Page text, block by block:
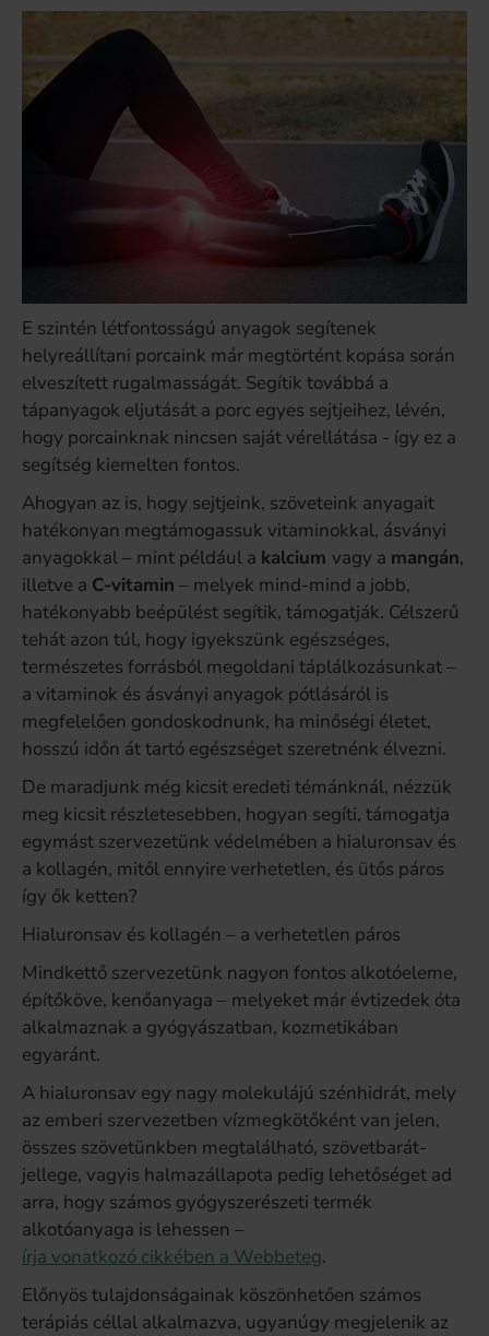
E szintén létfontosságú anyagok segítenek
helyreállítani porcaink már megtörtént kopása során
elveszített rugalmasságát. Segítik továbbá a
tápanyagok eljutását a porc egyes sejtjeihez, lévén,
hogy porcainknak nincsen saját vérellátása - így ez a
segítség kiemelten fontos.
Ahogyan az is, hogy sejtjeink, szöveteink anyagait
hatékonyan megtámogassuk vitaminokkal, ásványi
anyagokkal – mint például a kalcium vagy a mangán,
illetve a C-vitamin – melyek mind-mind a jobb,
hatékonyabb beépülést segítik, támogatják. Célszerű
tehát azon túl, hogy igyekszünk egészséges,
természetes forrásból megoldani táplálkozásunkat –
a vitaminok és ásványi anyagok pótlásáról is
megfelelően gondoskodnunk, ha minőségi életet,
hosszú időn át tartó egészséget szeretnénk élvezni.
De maradjunk még kicsit eredeti témánknál, nézzük
meg kicsit részletesebben, hogyan segíti, támogatja
egymást szervezetünk védelmében a hialuronsav és
a kollagén, mitől ennyire verhetetlen, és ütős páros
így ők ketten?
Hialuronsav és kollagén – a verhetetlen páros
Mindkettő szervezetünk nagyon fontos alkotóeleme,
építőköve, kenőanyaga – melyeket már évtizedek óta
alkalmaznak a gyógyászatban, kozmetikában
egyaránt.
A hialuronsav egy nagy molekulájú szénhidrát, mely
az emberi szervezetben vízmegkötőként van jelen,
összes szövetünkben megtalálható, szövetbarát-
jellege, vagyis halmazállapota pedig lehetőséget ad
arra, hogy számos gyógyszerészeti termék
alkotóanyaga is lehessen –
írja vonatkozó cikkében a Webbeteg.
Előnyös tulajdonságainak köszönhetően számos
terápiás céllal alkalmazva, ugyanúgy megjelenik az